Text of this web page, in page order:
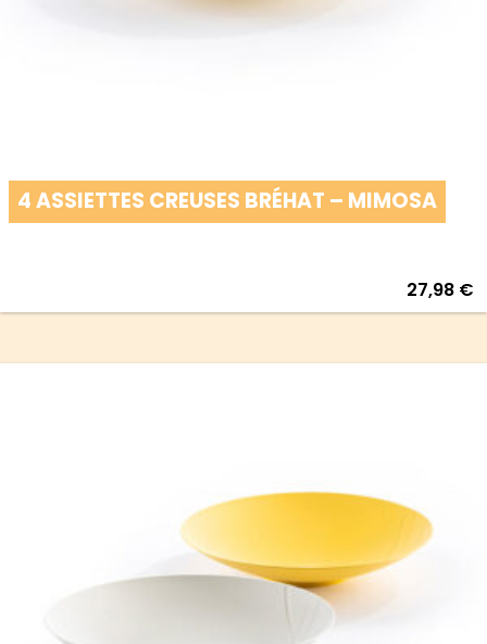
4 ASSIETTES CREUSES BRÉHAT – MIMOSA
27,98 €